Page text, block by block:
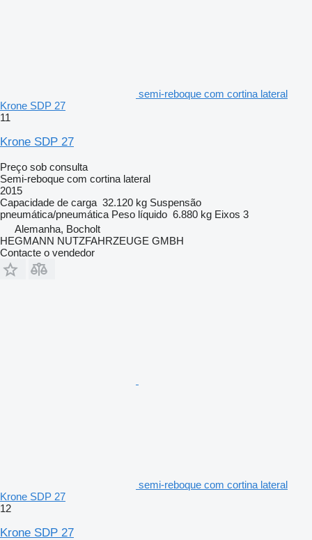
semi-reboque com cortina lateral
Krone SDP 27
11
Krone SDP 27
Preço sob consulta
Semi-reboque com cortina lateral
2015
Capacidade de carga 32.120 kg Suspensão
pneumática/pneumática Peso líquido 6.880 kg Eixos 3
Alemanha, Bocholt
HEGMANN NUTZFAHRZEUGE GMBH
Contacte o vendedor
semi-reboque com cortina lateral
Krone SDP 27
12
Krone SDP 27